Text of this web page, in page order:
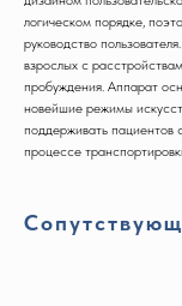
логическом порядке,
руководство
взрослых с
пробуждения. Аппарат
новейшие режимы
поддерживать пациентов
процессе